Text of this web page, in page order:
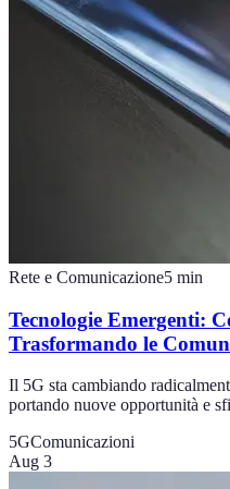
Rete e Comunicazione5 min
Tecnologie Emergenti:
Trasformando le
Il 5G sta cambiando
portando nuove opportunità e
5GComunicazioni
Aug 3